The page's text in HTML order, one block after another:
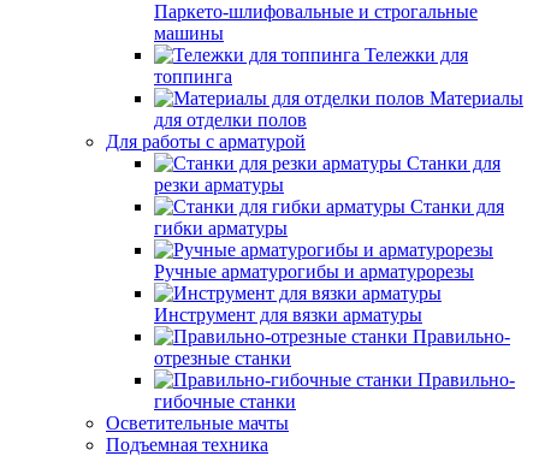
Паркето-шлифовальные и строгальные
машины
Тележки для
топпинга
Материалы
для отделки полов
Для работы с арматурой
Станки для
резки арматуры
Станки для
гибки арматуры
Ручные арматурогибы и арматурорезы
Инструмент для вязки арматуры
Правильно-
отрезные станки
Правильно-
гибочные станки
Осветительные мачты
Подъемная техника